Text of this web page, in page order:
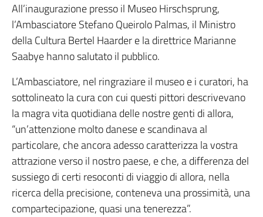
All’inaugurazione presso il Museo Hirschsprung,
l’Ambasciatore Stefano Queirolo Palmas, il Ministro
della Cultura Bertel Haarder e la direttrice Marianne
Saabye hanno salutato il pubblico.
L’Ambasciatore, nel ringraziare il museo e i curatori, ha
sottolineato la cura con cui questi pittori descrivevano
la magra vita quotidiana delle nostre genti di allora,
“un’attenzione molto danese e scandinava al
particolare, che ancora adesso caratterizza la vostra
attrazione verso il nostro paese, e che, a differenza del
sussiego di certi resoconti di viaggio di allora, nella
ricerca della precisione, conteneva una prossimità, una
compartecipazione, quasi una tenerezza”.